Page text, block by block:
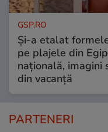
GSP.RO
Și-a etalat
pe plajele din
națională, imagini
din vacanță
PARTENERI